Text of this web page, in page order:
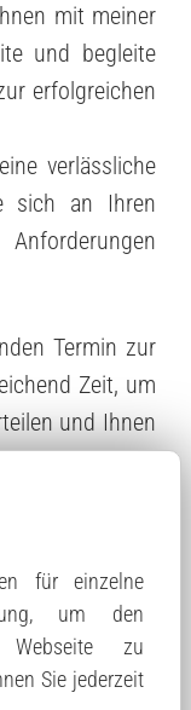
mit meiner
und begleite
erfolgreichen
verlässliche
sich an Ihren
Termin zur
Zeit, um
und Ihnen
erfolgreichen
Thüringen
Immobilie
für einzelne
um den
Webseite zu
Sie jederzeit